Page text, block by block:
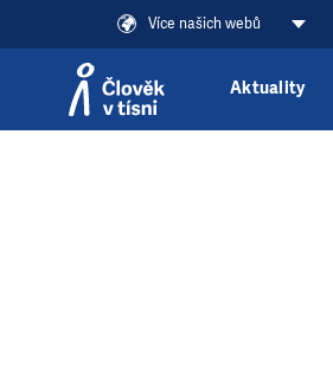
Více našich webů
Aktuality